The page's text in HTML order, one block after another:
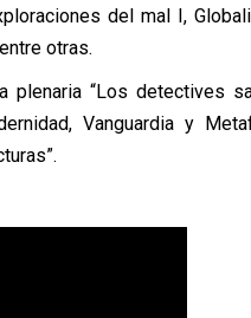
del mal I,
otras.
plenaria “Los detectives
Vanguardia y